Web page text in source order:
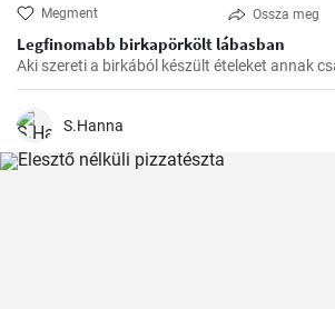
Megment Ossza meg
Legfinomabb birkapörkölt lábasban
Aki szereti a birkából készült ételeket annak
S.Hanna